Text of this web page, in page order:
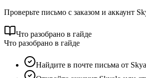
Проверьте письмо с заказом и аккаунт
Что разобрано в гайде
Что разобрано в гайде
Найдите в почте письма от